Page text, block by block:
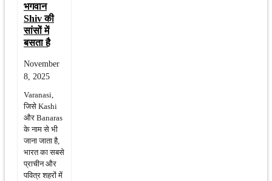
भगवान
Shiv की
सांसों में
बसता है
November
8, 2025
Varanasi,
जिसे Kashi
और Banaras
के नाम से भी
जाना जाता है,
भारत का सबसे
प्राचीन और
पवित्र शहरों में